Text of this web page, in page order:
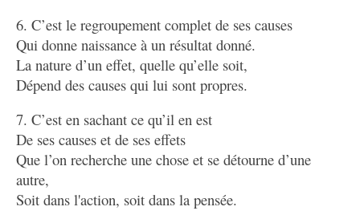
6. C’est le regroupement complet de ses causes
Qui donne naissance à un résultat donné.
La nature d’un effet, quelle qu’elle soit,
Dépend des causes qui lui sont propres.
7. C’est en sachant ce qu’il en est
De ses causes et de ses effets
Que l’on recherche une chose et se détourne d’une
autre,
Soit dans l'action, soit dans la pensée.